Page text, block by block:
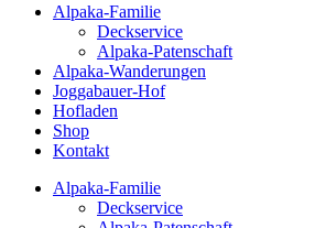
Alpaka-Familie
Deckservice
Alpaka-Patenschaft
Alpaka-Wanderungen
Joggabauer-Hof
Hofladen
Shop
Kontakt
Alpaka-Familie
Deckservice